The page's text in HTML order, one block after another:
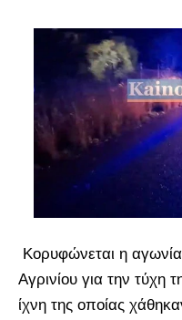
Κορυφώνεται η
Αγρινίου για την τύχη
ίχνη της οποίας